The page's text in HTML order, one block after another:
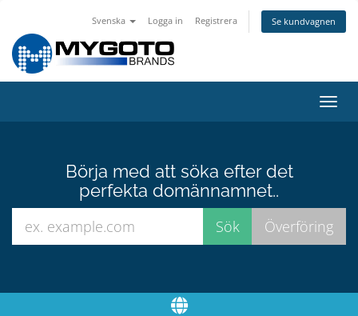
Svenska Logga in Registrera Se kundvagnen
Växla
Börja med att söka efter det
perfekta domännamnet..